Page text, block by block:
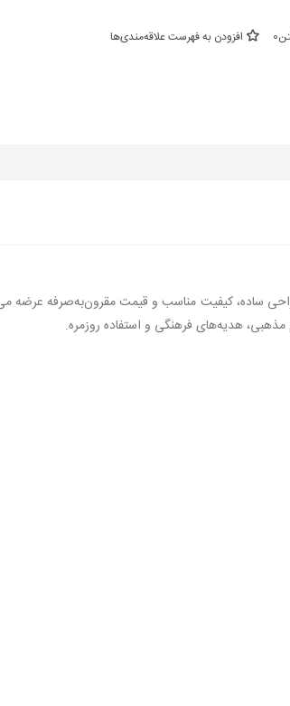
0 افزودن به فهرست علاقه‌مندی‌ها
ساده، کیفیت مناسب و قیمت مقرون‌به‌صرفه
هدیه‌های فرهنگی و استفاده روزمره.